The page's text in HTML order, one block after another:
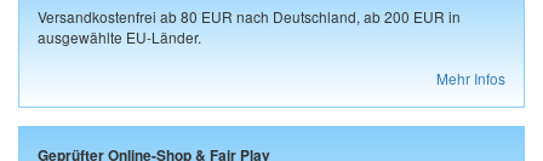
Versandkostenfrei ab 80 EUR nach Deutschland, ab 200 EUR in
ausgewählte EU-Länder.
Mehr Infos
Geprüfter Online-Shop & Fair Play